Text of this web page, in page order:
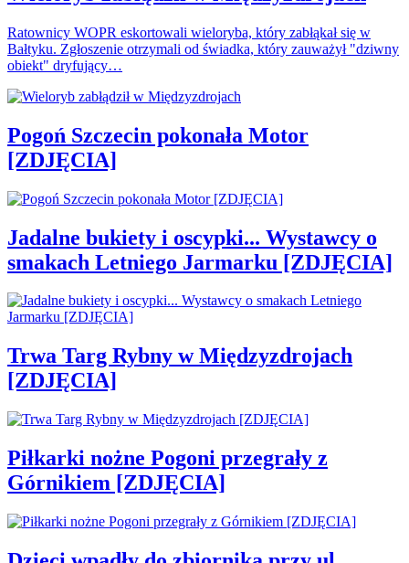
Ratownicy WOPR eskortowali wieloryba, który zabłąkał się w
Bałtyku. Zgłoszenie otrzymali od świadka, który zauważył "dziwny
obiekt" dryfujący…
Pogoń Szczecin pokonała Motor
[ZDJĘCIA]
Jadalne bukiety i oscypki... Wystawcy o
smakach Letniego Jarmarku [ZDJĘCIA]
Trwa Targ Rybny w Międzyzdrojach
[ZDJĘCIA]
Piłkarki nożne Pogoni przegrały z
Górnikiem [ZDJĘCIA]